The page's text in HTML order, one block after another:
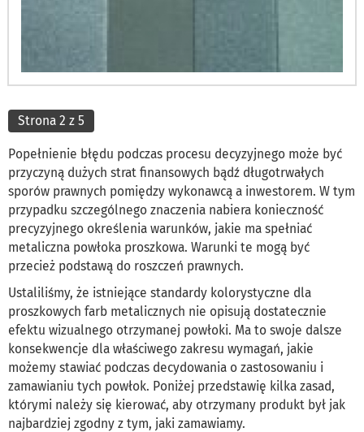
Strona 2 z 5
Popełnienie błędu podczas procesu decyzyjnego może być
przyczyną dużych strat finansowych bądź długotrwałych
sporów prawnych pomiędzy wykonawcą a inwestorem. W tym
przypadku szczególnego znaczenia nabiera konieczność
precyzyjnego określenia warunków, jakie ma spełniać
metaliczna powłoka proszkowa. Warunki te mogą być
przecież podstawą do roszczeń prawnych.
Ustaliliśmy, że istniejące standardy kolorystyczne dla
proszkowych farb metalicznych nie opisują dostatecznie
efektu wizualnego otrzymanej powłoki. Ma to swoje dalsze
konsekwencje dla właściwego zakresu wymagań, jakie
możemy stawiać podczas decydowania o zastosowaniu i
zamawianiu tych powłok. Poniżej przedstawię kilka zasad,
którymi należy się kierować, aby otrzymany produkt był jak
najbardziej zgodny z tym, jaki zamawiamy.